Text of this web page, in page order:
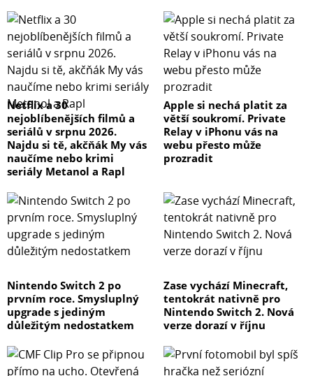
Netflix a 30
nejoblíbenějších filmů a
seriálů v srpnu 2026.
Najdu si tě, akčňák My vás
naučíme nebo krimi
seriály Metanol a Rapl
Apple si nechá platit za
větší soukromí. Private
Relay v iPhonu vás na
webu přesto může
prozradit
Nintendo Switch 2 po
prvním roce. Smysluplný
upgrade s jediným
důležitým nedostatkem
Zase vychází Minecraft,
tentokrát nativně pro
Nintendo Switch 2. Nová
verze dorazí v říjnu